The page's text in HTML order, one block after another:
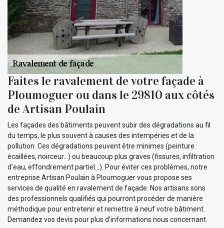
Faites le ravalement de votre façade à
Ploumoguer ou dans le 29810 aux côtés
de Artisan Poulain
Les façades des bâtiments peuvent subir des dégradations au fil
du temps, le plus souvent à causes des intempéries et de la
pollution. Ces dégradations peuvent être minimes (peinture
écaillées, noirceur…) ou beaucoup plus graves (fissures, infiltration
d’eau, effondrement partiel…). Pour éviter ces problèmes, notre
entreprise Artisan Poulain à Ploumoguer vous propose ses
services de qualité en ravalement de façade. Nos artisans sons
des professionnels qualifiés qui pourront procéder de manière
méthodique pour entretenir et remettre à neuf votre bâtiment.
Demandez vos devis pour plus d’informations nous concernant.